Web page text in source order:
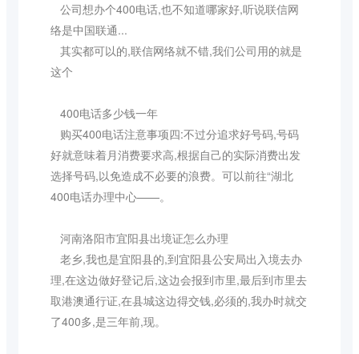
公司想办个400电话,也不知道哪家好,听说联信网
络是中国联通...
其实都可以的,联信网络就不错,我们公司用的就是
这个
400电话多少钱一年
购买400电话注意事项四:不过分追求好号码,号码
好就意味着月消费要求高,根据自己的实际消费出发
选择号码,以免造成不必要的浪费。可以前往“湖北
400电话办理中心——。
河南洛阳市宜阳县出境证怎么办理
老乡,我也是宜阳县的,到宜阳县公安局出入境去办
理,在这边做好登记后,这边会报到市里,最后到市里去
取港澳通行证,在县城这边得交钱,必须的,我办时就交
了400多,是三年前,现。